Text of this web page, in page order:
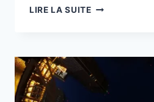
LIRE LA SUITEL’IMPORTANCE
LES
DIGITAUX